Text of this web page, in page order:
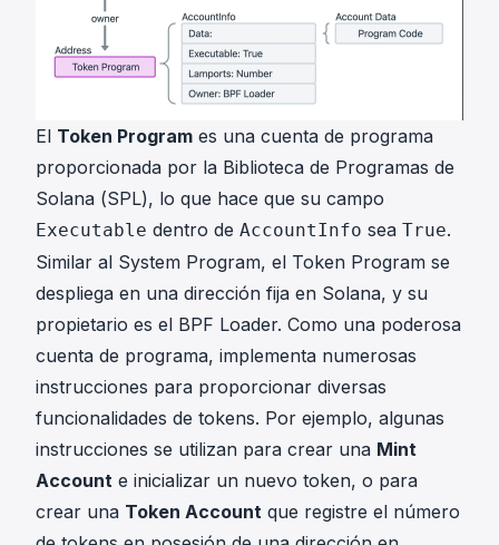
El Token Program es una cuenta de programa
proporcionada por la Biblioteca de Programas de
Solana (SPL), lo que hace que su campo
Executable dentro de AccountInfo sea True.
Similar al System Program, el Token Program se
despliega en una dirección fija en Solana, y su
propietario es el BPF Loader. Como una poderosa
cuenta de programa, implementa numerosas
instrucciones para proporcionar diversas
funcionalidades de tokens. Por ejemplo, algunas
instrucciones se utilizan para crear una Mint
Account e inicializar un nuevo token, o para
crear una Token Account que registre el número